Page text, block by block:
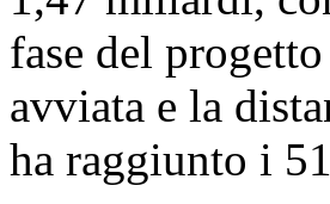
fase del
avviata e la
ha raggiunto i